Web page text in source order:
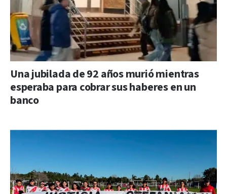
Una jubilada de 92 años murió mientras
esperaba para cobrar sus haberes en un
banco